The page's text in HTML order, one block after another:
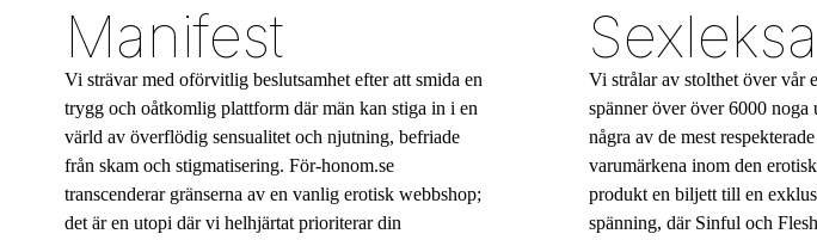
Manifest
Vi strävar med oförvitlig beslutsamhet efter att smida en
trygg och oåtkomlig plattform där män kan stiga in i en
värld av överflödig sensualitet och njutning, befriade
från skam och stigmatisering. För-honom.se
transcenderar gränserna av en vanlig erotisk webbshop;
det är en utopi där vi helhjärtat prioriterar din
Vi strålar av stolthet över vår
spänner över över 6000
några av de mest
varumärkena inom den
produkt en biljett till en
spänning, där Sinful och